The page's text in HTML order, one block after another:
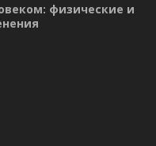
физические и